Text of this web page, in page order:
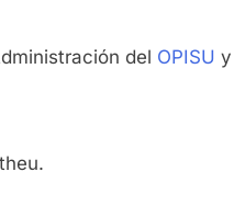
del OPISU